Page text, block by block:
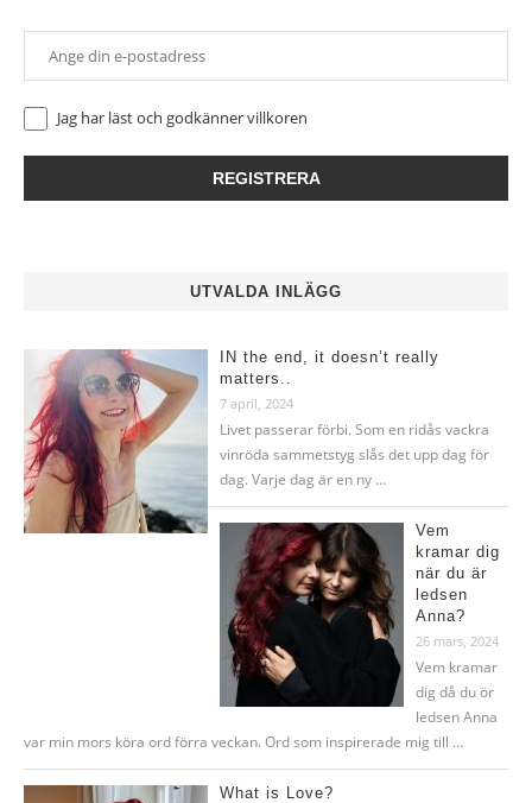
Jag har läst och godkännervillkoren
UTVALDA INLÄGG
IN the end, it doesn’t really
matters..
7 april, 2024
Livet passerar förbi. Som en ridås vackra
vinröda sammetstyg slås det upp dag för
dag. Varje dag är en ny …
Vem
kramar dig
när du är
ledsen
Anna?
26 mars, 2024
Vem kramar
dig då du ör
ledsen Anna
var min mors köra ord förra veckan. Ord som inspirerade mig till …
What is Love?